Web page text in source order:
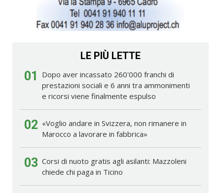
LE PIÙ LETTE
01
Dopo aver incassato 260'000 franchi di
prestazioni sociali e 6 anni tra ammonimenti
e ricorsi viene finalmente espulso
02 «Voglio andare in Svizzera, non rimanere in
Marocco a lavorare in fabbrica»
03 Corsi di nuoto gratis agli asilanti: Mazzoleni
chiede chi paga in Ticino